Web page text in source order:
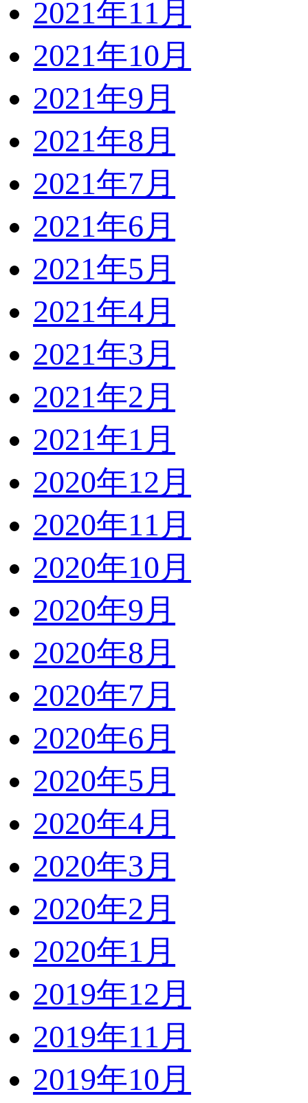
2021年11月
2021年10月
2021年9月
2021年8月
2021年7月
2021年6月
2021年5月
2021年4月
2021年3月
2021年2月
2021年1月
2020年12月
2020年11月
2020年10月
2020年9月
2020年8月
2020年7月
2020年6月
2020年5月
2020年4月
2020年3月
2020年2月
2020年1月
2019年12月
2019年11月
2019年10月